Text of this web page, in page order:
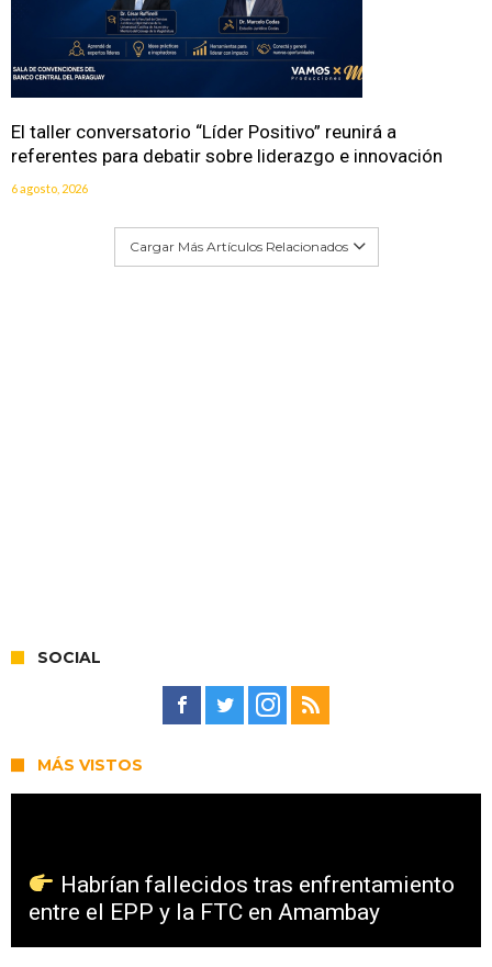
El taller conversatorio “Líder Positivo” reunirá a
referentes para debatir sobre liderazgo e innovación
6 agosto, 2026
Cargar Más Artículos Relacionados
SOCIAL
MÁS VISTOS
Habrían fallecidos tras enfrentamiento
entre el EPP y la FTC en Amambay